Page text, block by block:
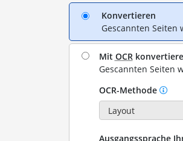
Konvertieren
Gescannten Seiten
Mit OCR
Gescannten Seiten
OCR-Methode
Ausgangssprache